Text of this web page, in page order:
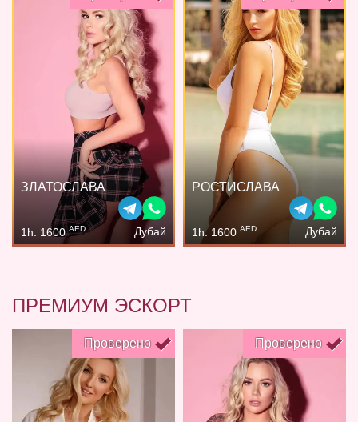
ЗЛАТОСЛАВА
1h: 1600AED Дубай
РОСТИСЛАВА
1h: 1600 AED Дубай
ПРЕМИУМ ЭСКОРТ
Проверено Проверено